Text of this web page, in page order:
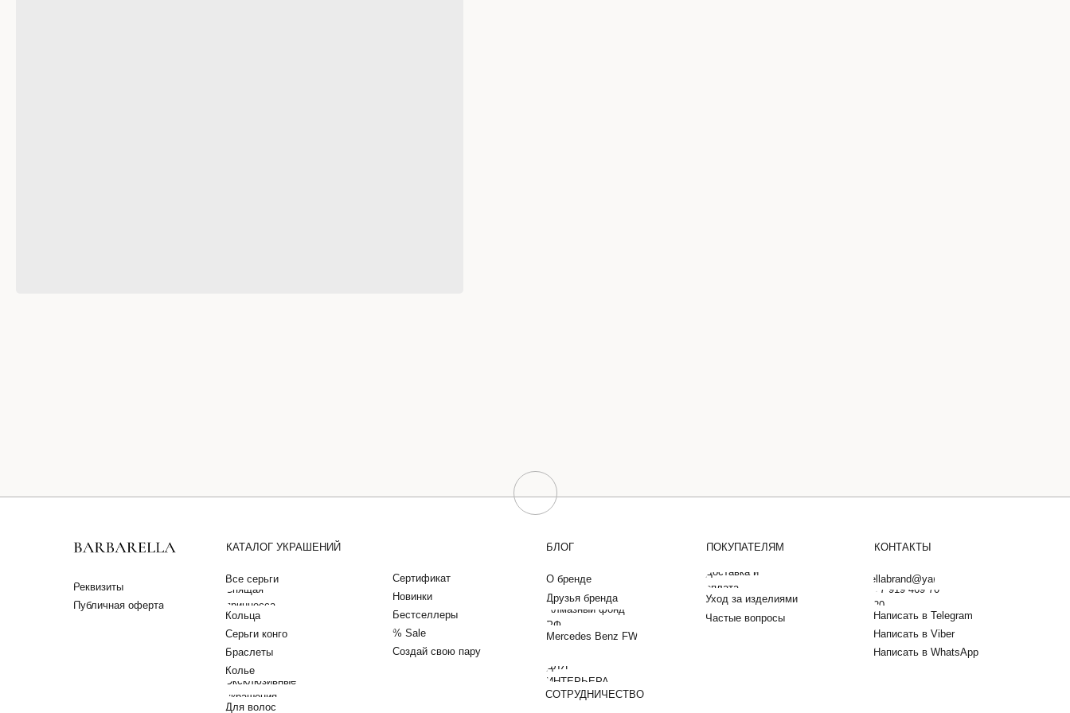
Спящая
принцесса
КАТАЛОГ УКРАШЕНИЙ
Кольца
Все серьги
ПОКУПАТЕЛЯМ
Алмазный фонд
РФ
Друзья бренда
О бренде
Mercedes Benz FW
Серьги конго
Браслеты
Создай свою пару
Колье
Эксклюзивные
украшения
Сертификат
Новинки
Бестселлеры
% Sale
БЛОГ
ДЛЯ
ИНТЕРЬЕРА
Частые вопросы
Уход за изделиями
Доставка и
оплата
СОТРУДНИЧЕСТВО
Написать в Telegram
+7 919 469 70
20
barbarellabrand@yandex.ru
Написать в Viber
КОНТАКТЫ
Написать в WhatsApp
Публичная оферта
Реквизиты
Для волос